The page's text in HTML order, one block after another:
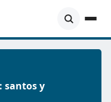
santos y